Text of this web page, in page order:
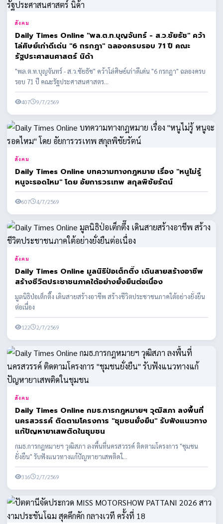
สังคม
Daily Times Online "พล.ต.ท.บุญจันทร์ - ส.ว.ชัยธัช" คว้า
โล่ศิษย์เก่าดีเด่น "6 กรกฎา" ฉลองครบรอบ 71 ปี คณะ
รัฐประศาสนศาสตร์ นิด้า
"พล.ต.ท.บุญจันทร์ - ส.ว.ชัยธัช" คว้าโล่ศิษย์เก่าดีเด่น "6 กรกฎา" ฉลองครบ
รอบ 71 ปี คณะรัฐประศาสนศาสตร...
407 9/7/2569
สังคม
Daily Times Online บทความทางกฎหมาย เรื่อง "หนูไม่รู้
หนูจะรอดไหม" โดย อัยการวรเทพ สกุลพิชัยรัตน์
607 4/7/2569
สังคม
Daily Times Online มูลนิธิป่อเต็กตึ๊ง เดินสายสร้างอาชีพ
สร้างชีวิตประชาชนภาคใต้อย่างยั่งยืนต่อเนื่อง
มูลนิธิป่อเต็กตึ๊ง เดินสายสร้างอาชีพ สร้างชีวิตประชาชนภาคใต้อย่างยั่งยืน
ต่อเนื่อง
122 2/7/2569
สังคม
Daily Times Online กมธ.การกฎหมายฯ วุฒิสภา ลงพื้นที่
นครสวรรค์ ติดตามโครงการ "ชุมชนยั่งยืน" รับฟังแนวทาง
แก้ปัญหายาเสพติดในชุมชน
กมธ.การกฎหมายฯ วุฒิสภา ลงพื้นที่นครสวรรค์ ติดตามโครงการ "ชุมชน
ยั่งยืน" รับฟังแนวทางแก้ปัญหายาเสพติดใ...
316 2/7/2569